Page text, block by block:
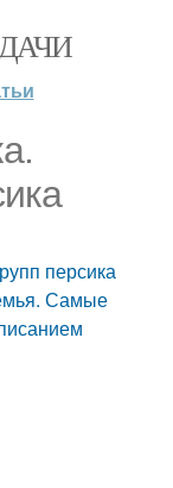
персика
Самые